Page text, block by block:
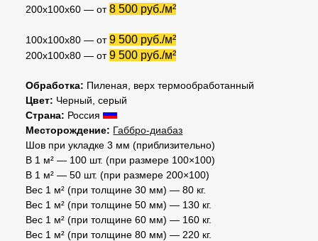
200х100х60 — от8 500 руб./м²
100х100х80 — от9 500 руб./м²
200х100х80 — от9 500 руб./м²
Обработка: Пиленая, верх термообработанный
Цвет: Черный, серый
Страна: Россия
Месторождение: Габбро-диабаз
Шов при укладке 3 мм (приблизительно)
В 1 м² — 100 шт. (при размере 100×100)
В 1 м² — 50 шт. (при размере 200×100)
Вес 1 м² (при толщине 30 мм) — 80 кг.
Вес 1 м² (при толщине 50 мм) — 130 кг.
Вес 1 м² (при толщине 60 мм) — 160 кг.
Вес 1 м² (при толщине 80 мм) — 220 кг.